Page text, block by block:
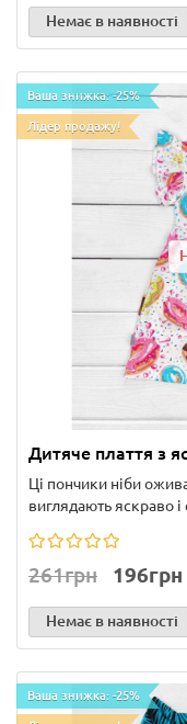
Немає в наявності
Ваша знижка: -25%
Лідер продажу!
Дитяче плаття з
Ці пончики ніби
виглядають яскраво
261грн 196грн
Немає в наявності
Ваша знижка: -25%